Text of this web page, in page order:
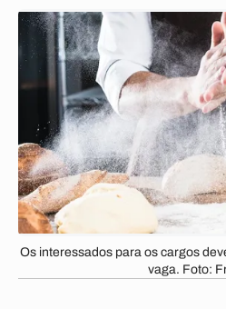
Os interessados para os cargos
vaga. Foto: